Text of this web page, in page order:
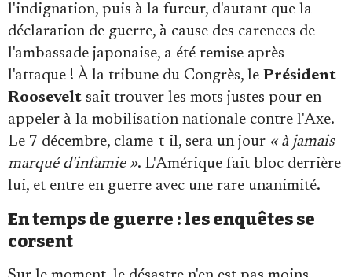
l'indignation, puis à la fureur, d'autant que la
déclaration de guerre, à cause des carences de
l'ambassade japonaise, a été remise après
l'attaque ! À la tribune du Congrès, le Président
Roosevelt sait trouver les mots justes pour en
appeler à la mobilisation nationale contre l'Axe.
Le 7 décembre, clame-t-il, sera un jour « à jamais
marqué d'infamie ». L'Amérique fait bloc derrière
lui, et entre en guerre avec une rare unanimité.
En temps de guerre : les enquêtes se
corsent